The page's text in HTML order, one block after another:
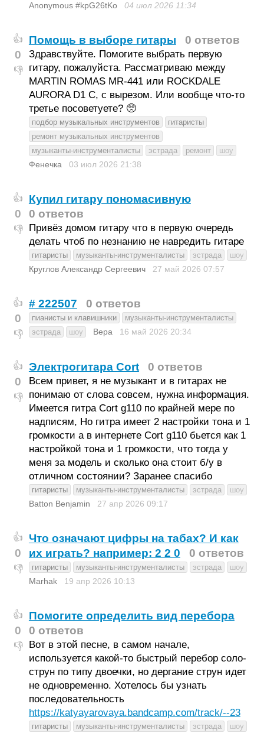
Anonymous #kpG26tKo 04 июл 2026 11:34
👍
0
👎
Помощь в выборе гитары 0 ответов
Здравствуйте. Помогите выбрать первую
гитару, пожалуйста. Рассматриваю между
MARTIN ROMAS MR-441 или ROCKDALE
AURORA D1 С, с вырезом. Или вообще что-то
третье посоветуете? 🥺
подбор музыкальных инструментов
гитаристы
ремонт музыкальных инструментов
музыканты-инструменталисты
эстрада ремонт шоу
Фенечка 03 июл 2026 21:38
👍
0
👎
Купил гитару пономасивную
0 ответов
Привёз домом гитару что в первую очередь
делать чтоб по незнанию не навредить гитаре
гитаристы музыканты-инструменталисты эстрада шоу
Круглов Александр Сергеевич 27 май 2026 07:57
👍
0
👎
# 222507 0 ответов
пианисты и клавишники
музыканты-инструменталисты
эстрада
шоу Вера 16 май 2026 20:34
👍
0
👎
Электрогитара Cort 0 ответов
Всем привет, я не музыкант и в гитарах не
понимаю от слова совсем, нужна информация.
Имеется гитра Cort g110 по крайней мере по
надписям, Но гитра имеет 2 настройки тона и 1
громкости а в интернете Cort g110 бьется как 1
настройкой тона и 1 громкости, что тогда у
меня за модель и сколько она стоит б/у в
отличном состоянии? Заранее спасибо
гитаристы музыканты-инструменталисты эстрада шоу
Batton Benjamin 27 апр 2026 09:17
👍
0
👎
Что означают цифры на табах? И как
их играть? например: 2 2 0
0 ответов
гитаристы музыканты-инструменталисты эстрада шоу
Marhak 19 апр 2026 10:13
👍
0
👎
Помогите определить вид перебора
0 ответов
Вот в этой песне, в самом начале,
используется какой-то быстрый перебор соло-
струн по типу двоечки, но дергание струн идет
не одновременно. Хотелось бы узнать
последовательность
https://katyayarovaya.bandcamp.com/track/--23
гитаристы музыканты-инструменталисты эстрада шоу